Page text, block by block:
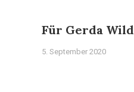
Für Gerda Wild
5. September 2020